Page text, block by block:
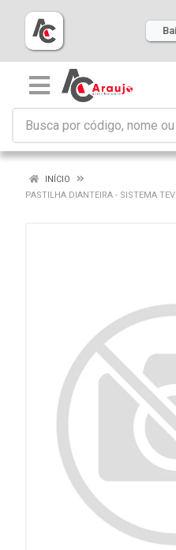
INÍCIO
PASTILHA DIANTEIRA - SISTEMA